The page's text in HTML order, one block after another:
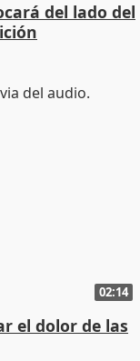
del lado del
02:14
el dolor de las